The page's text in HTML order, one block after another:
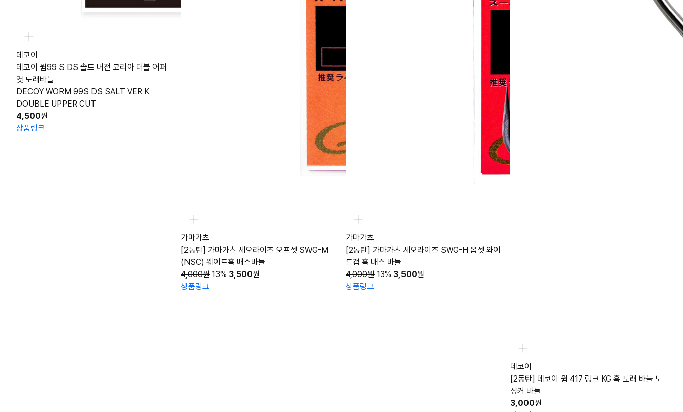
데코이
데코이 웜99 S DS 솔트 버전 코리아 더블 어퍼
컷 도래바늘
DECOY WORM 99S DS SALT VER K
DOUBLE UPPER CUT
4,500원
상품링크
가마가츠
[2동탄] 가마가츠 세오라이즈 오프셋 SWG-M
(NSC) 웨이트훅 배스바늘
4,000원 13% 3,500원
상품링크
가마가츠
[2동탄] 가마가츠 세오라이즈 SWG-H 옵셋 와이
드갭 훅 배스 바늘
4,000원 13% 3,500원
상품링크
데코이
[2동탄] 데코이 웜 417 링크 KG 훅 도래 바늘 노
싱커 바늘
3,000원